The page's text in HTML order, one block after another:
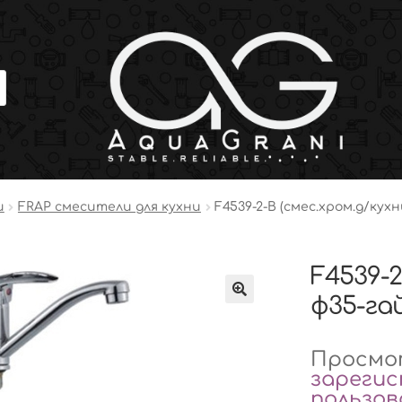
FRAP смесители для кухни F4539-2-B (смес.хром.д/
F4539-
ф35-